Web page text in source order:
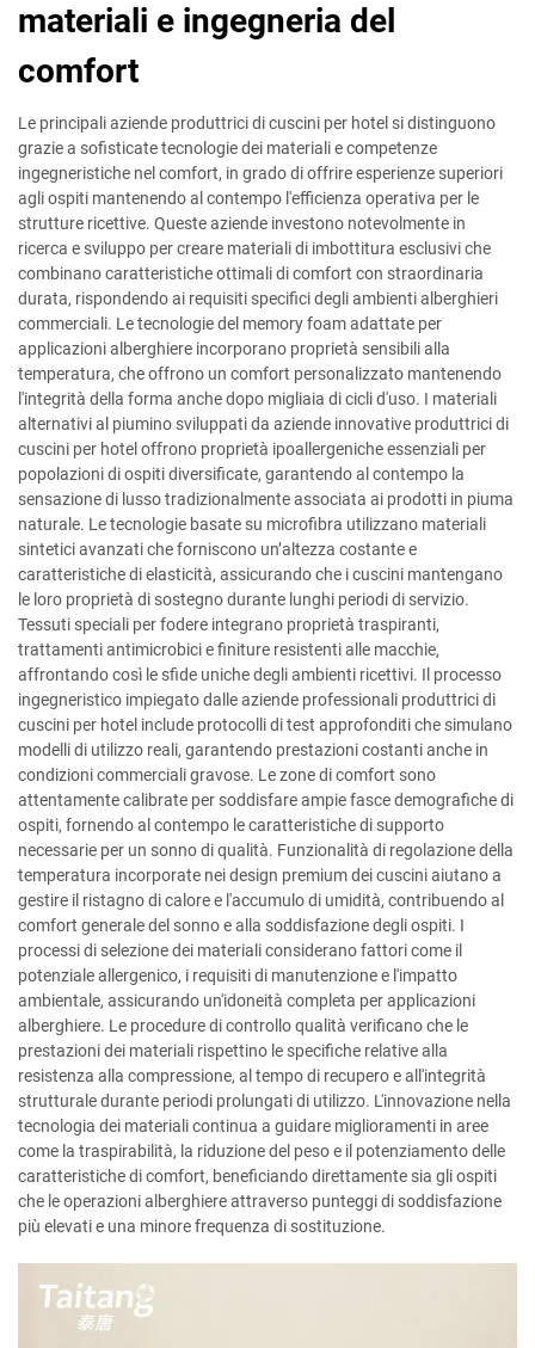
materiali e ingegneria del
comfort
Le principali aziende produttrici di cuscini per hotel si distinguono
grazie a sofisticate tecnologie dei materiali e competenze
ingegneristiche nel comfort, in grado di offrire esperienze superiori
agli ospiti mantenendo al contempo l'efficienza operativa per le
strutture ricettive. Queste aziende investono notevolmente in
ricerca e sviluppo per creare materiali di imbottitura esclusivi che
combinano caratteristiche ottimali di comfort con straordinaria
durata, rispondendo ai requisiti specifici degli ambienti alberghieri
commerciali. Le tecnologie del memory foam adattate per
applicazioni alberghiere incorporano proprietà sensibili alla
temperatura, che offrono un comfort personalizzato mantenendo
l'integrità della forma anche dopo migliaia di cicli d'uso. I materiali
alternativi al piumino sviluppati da aziende innovative produttrici di
cuscini per hotel offrono proprietà ipoallergeniche essenziali per
popolazioni di ospiti diversificate, garantendo al contempo la
sensazione di lusso tradizionalmente associata ai prodotti in piuma
naturale. Le tecnologie basate su microfibra utilizzano materiali
sintetici avanzati che forniscono un’altezza costante e
caratteristiche di elasticità, assicurando che i cuscini mantengano
le loro proprietà di sostegno durante lunghi periodi di servizio.
Tessuti speciali per fodere integrano proprietà traspiranti,
trattamenti antimicrobici e finiture resistenti alle macchie,
affrontando così le sfide uniche degli ambienti ricettivi. Il processo
ingegneristico impiegato dalle aziende professionali produttrici di
cuscini per hotel include protocolli di test approfonditi che simulano
modelli di utilizzo reali, garantendo prestazioni costanti anche in
condizioni commerciali gravose. Le zone di comfort sono
attentamente calibrate per soddisfare ampie fasce demografiche di
ospiti, fornendo al contempo le caratteristiche di supporto
necessarie per un sonno di qualità. Funzionalità di regolazione della
temperatura incorporate nei design premium dei cuscini aiutano a
gestire il ristagno di calore e l'accumulo di umidità, contribuendo al
comfort generale del sonno e alla soddisfazione degli ospiti. I
processi di selezione dei materiali considerano fattori come il
potenziale allergenico, i requisiti di manutenzione e l'impatto
ambientale, assicurando un'idoneità completa per applicazioni
alberghiere. Le procedure di controllo qualità verificano che le
prestazioni dei materiali rispettino le specifiche relative alla
resistenza alla compressione, al tempo di recupero e all'integrità
strutturale durante periodi prolungati di utilizzo. L'innovazione nella
tecnologia dei materiali continua a guidare miglioramenti in aree
come la traspirabilità, la riduzione del peso e il potenziamento delle
caratteristiche di comfort, beneficiando direttamente sia gli ospiti
che le operazioni alberghiere attraverso punteggi di soddisfazione
più elevati e una minore frequenza di sostituzione.